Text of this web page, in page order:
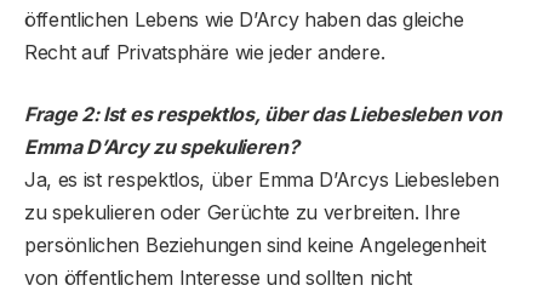
öffentlichen Lebens wie D’Arcy haben das gleiche
Recht auf Privatsphäre wie jeder andere.
Frage 2: Ist es respektlos, über das Liebesleben von
Emma D’Arcy zu spekulieren?
Ja, es ist respektlos, über Emma D’Arcys Liebesleben
zu spekulieren oder Gerüchte zu verbreiten. Ihre
persönlichen Beziehungen sind keine Angelegenheit
von öffentlichem Interesse und sollten nicht